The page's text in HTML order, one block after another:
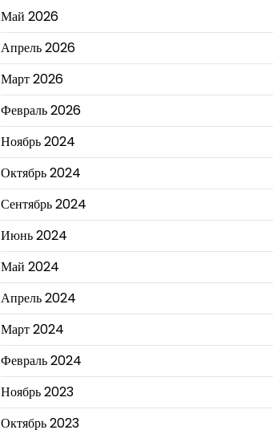
Май 2026
Апрель 2026
Март 2026
Февраль 2026
Ноябрь 2024
Октябрь 2024
Сентябрь 2024
Июнь 2024
Май 2024
Апрель 2024
Март 2024
Февраль 2024
Ноябрь 2023
Октябрь 2023